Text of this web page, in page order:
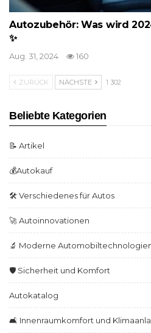
Autozubehör: Was wird
✨
Aug. 31, 2024 160
ZURÜCK NÄCHSTE 1 302
Beliebte Kategorien
📝 Artikel
💰Autokauf
🛠️ Verschiedenes für Autos
🚀 Autoinnovationen
🔬 Moderne
🛡️ Sicherheit und Komfort
Autokatalog
🛋️ Innenraumkomfort und